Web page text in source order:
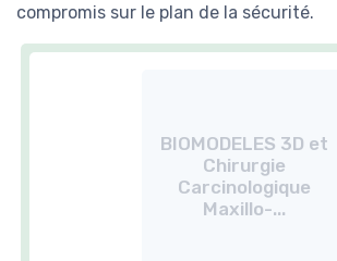
compromis sur le plan de la sécurité.
BIOMODELES 3D et
Chirurgie
Carcinologique
Maxillo-...